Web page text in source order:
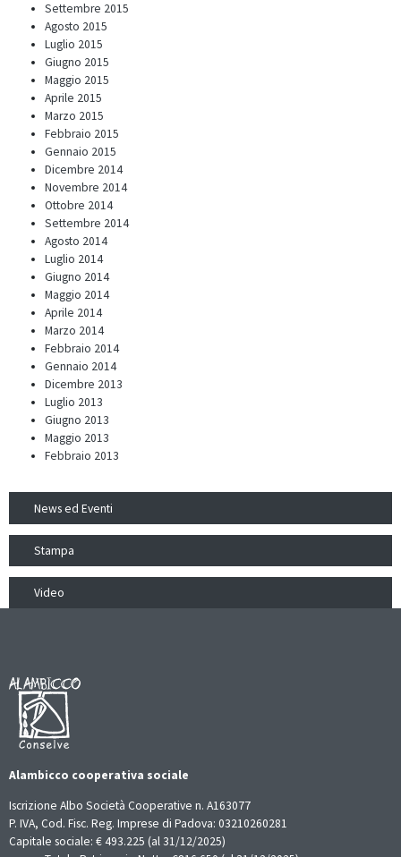
Settembre 2015
Agosto 2015
Luglio 2015
Giugno 2015
Maggio 2015
Aprile 2015
Marzo 2015
Febbraio 2015
Gennaio 2015
Dicembre 2014
Novembre 2014
Ottobre 2014
Settembre 2014
Agosto 2014
Luglio 2014
Giugno 2014
Maggio 2014
Aprile 2014
Marzo 2014
Febbraio 2014
Gennaio 2014
Dicembre 2013
Luglio 2013
Giugno 2013
Maggio 2013
Febbraio 2013
News ed Eventi
Stampa
Video
Alambicco cooperativa sociale
Iscrizione Albo Società Cooperative n. A163077
P. IVA, Cod. Fisc. Reg. Imprese di Padova: 03210260281
Capitale sociale: € 493.225 (al 31/12/2025)